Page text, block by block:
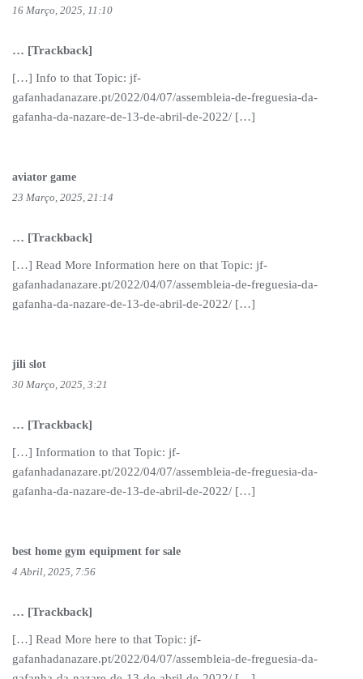
16 Março, 2025, 11:10
… [Trackback]
[…] Info to that Topic: jf-
gafanhadanazare.pt/2022/04/07/assembleia-de-freguesia-da-
gafanha-da-nazare-de-13-de-abril-de-2022/ […]
aviator game
23 Março, 2025, 21:14
… [Trackback]
[…] Read More Information here on that Topic: jf-
gafanhadanazare.pt/2022/04/07/assembleia-de-freguesia-da-
gafanha-da-nazare-de-13-de-abril-de-2022/ […]
jili slot
30 Março, 2025, 3:21
… [Trackback]
[…] Information to that Topic: jf-
gafanhadanazare.pt/2022/04/07/assembleia-de-freguesia-da-
gafanha-da-nazare-de-13-de-abril-de-2022/ […]
best home gym equipment for sale
4 Abril, 2025, 7:56
… [Trackback]
[…] Read More here to that Topic: jf-
gafanhadanazare.pt/2022/04/07/assembleia-de-freguesia-da-